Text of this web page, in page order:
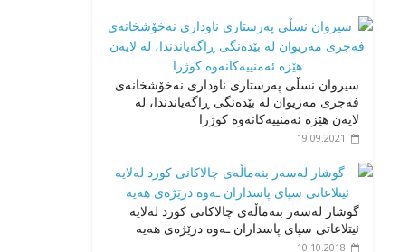
سیروان نسڵی پەرستاری ناوداری نەخۆشخانەی
فەجری مەریوان لە بێدەنگی ڕاگەیاندندا، لە
لایەن ھێزە ئەمنییەكانەوە كوژرا
19.09.2021
گوشار لەسەر بنەماڵەی چالاکانی کورد لەلایە
ئیتلاعاتی سپای پاسداران ـەوە درێژەی هەیە
10.10.2018